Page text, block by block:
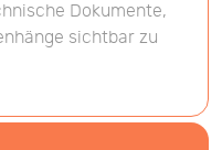
Dokumente,
sichtbar zu